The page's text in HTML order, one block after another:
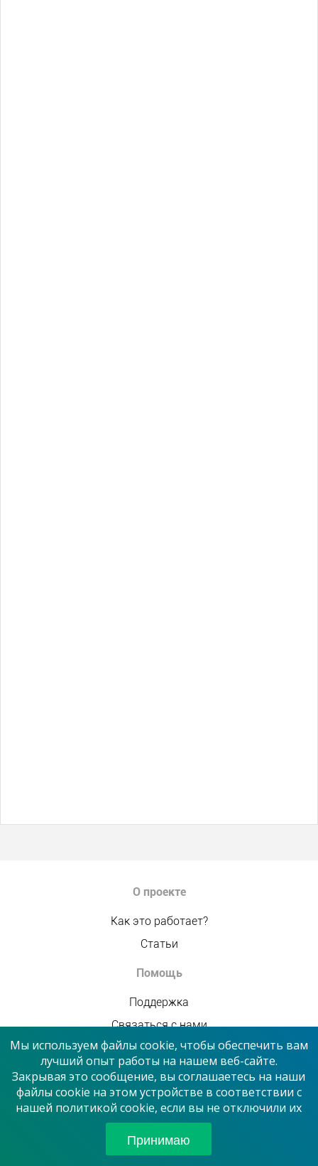
О проекте
Как это работает?
Статьи
Помощь
Поддержка
Связаться с нами
Бизнес
Платные услуги
Сотрудничество
Мы в соцсетях
Мы используем файлы cookie, чтобы обеспечить вам
лучший опыт работы на нашем веб-сайте.
Закрывая это сообщение, вы соглашаетесь на наши
файлы cookie на этом устройстве в соответствии с
нашей политикой cookie, если вы не отключили их
Принимаю